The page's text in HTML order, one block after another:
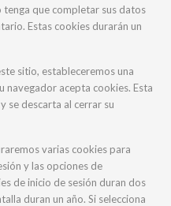
tenga que completar sus datos
Estas cookies durarán un
sitio, estableceremos una
navegador acepta cookies. Esta
se descarta al cerrar su
varias cookies para
y las opciones de
de inicio de sesión duran dos
duran un año. Si selecciona